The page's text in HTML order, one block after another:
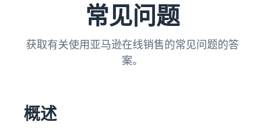
常见问题
获取有关使用亚马逊在线销售的常见问题的答
案。
概述